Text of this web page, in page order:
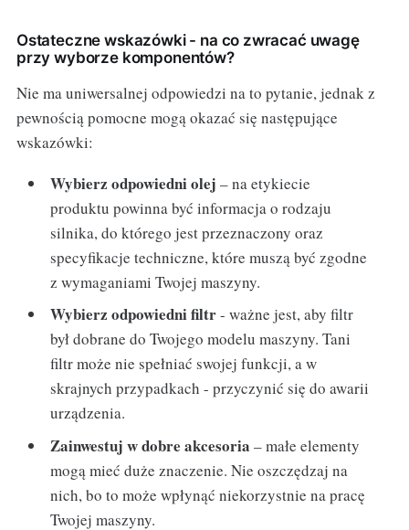
Ostateczne wskazówki - na co zwracać uwagę
przy wyborze komponentów?
Nie ma uniwersalnej odpowiedzi na to pytanie, jednak z
pewnością pomocne mogą okazać się następujące
wskazówki:
Wybierz odpowiedni olej – na etykiecie
produktu powinna być informacja o rodzaju
silnika, do którego jest przeznaczony oraz
specyfikacje techniczne, które muszą być zgodne
z wymaganiami Twojej maszyny.
Wybierz odpowiedni filtr- ważne jest, aby filtr
był dobrane do Twojego modelu maszyny. Tani
filtr może nie spełniać swojej funkcji, a w
skrajnych przypadkach - przyczynić się do awarii
urządzenia.
Zainwestuj w dobre akcesoria – małe elementy
mogą mieć duże znaczenie. Nie oszczędzaj na
nich, bo to może wpłynąć niekorzystnie na pracę
Twojej maszyny.